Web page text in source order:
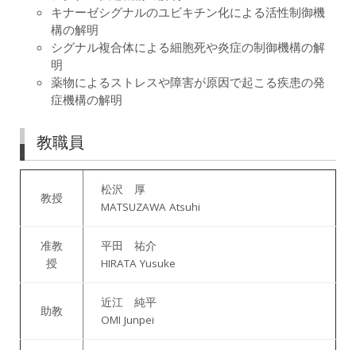
キナーゼシグナルのユビキチン化による活性制御機
構の解明
シグナル複合体による細胞死や炎症の制御機構の解
明
薬物によるストレスや障害が原因で起こる疾患の発
症機構の解明
教職員
教授
松沢 厚
MATSUZAWA Atsuhi
准教
授
平田 祐介
HIRATA Yusuke
助教
近江 純平
OMI Junpei